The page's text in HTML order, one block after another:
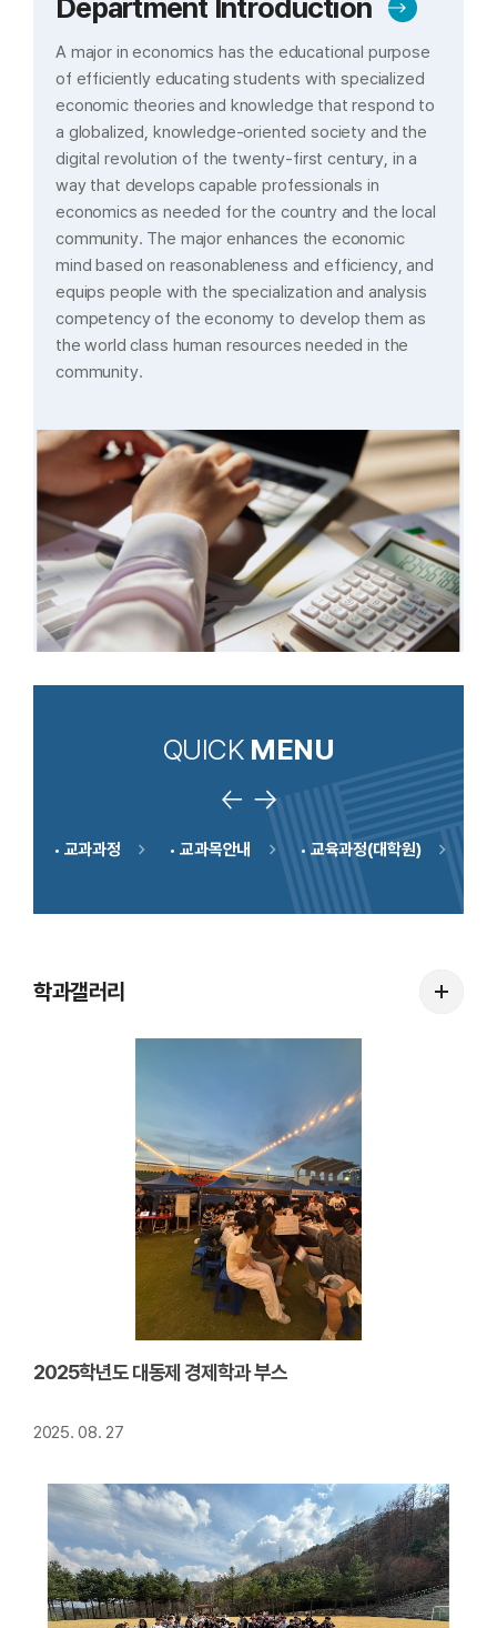
Department Introduction
더
기
A major in economics has the educational purpose
of efficiently educating students with specialized
economic theories and knowledge that respond to
a globalized, knowledge-oriented society and the
digital revolution of the twenty-first century, in a
way that develops capable professionals in
economics as needed for the country and the local
community. The major enhances the economic
mind based on reasonableness and efficiency, and
equips people with the specialization and analysis
competency of the economy to develop them as
the world class human resources needed in the
community.
QUICK MENU
교과과정 교과목안내 교육과정(대학원)
학과갤러리
2025학년도 대동제 경제학과 부스
2025. 08. 27